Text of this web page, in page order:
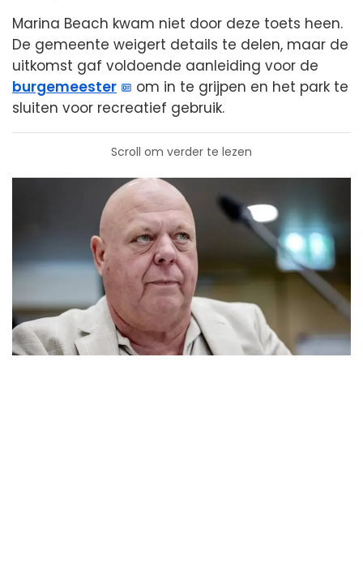
Marina Beach kwam niet door deze toets heen.
De gemeente weigert details te delen, maar de
uitkomst gaf voldoende aanleiding voor de
burgemeester
om in te grijpen en het park te
sluiten voor recreatief gebruik.
Scroll om verder te lezen